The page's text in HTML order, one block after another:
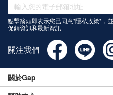
點擊箭頭即表示您已同意*隱私政策*，
促銷資訊和最新資訊
關注我們
關於Gap